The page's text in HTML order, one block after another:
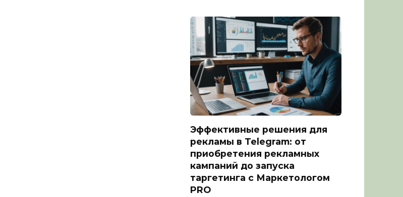
Эффективные решения для
рекламы в Telegram: от
приобретения рекламных
кампаний до запуска
таргетинга с Маркетологом
PRO